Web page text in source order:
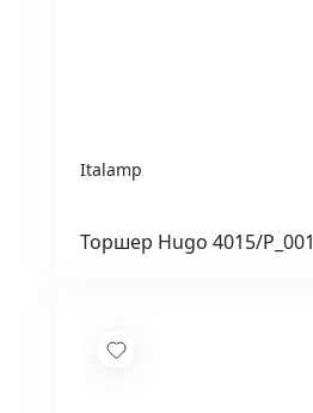
Italamp
Торшер Hugo 4015/P_001